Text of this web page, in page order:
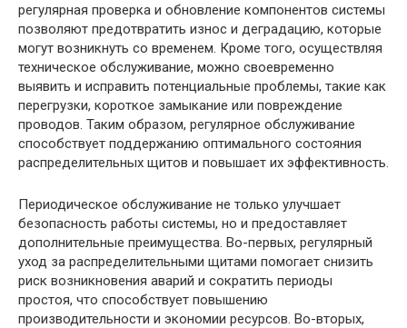
регулярная проверка и обновление компонентов системы
позволяют предотвратить износ и деградацию, которые
могут возникнуть со временем. Кроме того, осуществляя
техническое обслуживание, можно своевременно
выявить и исправить потенциальные проблемы, такие как
перегрузки, короткое замыкание или повреждение
проводов. Таким образом, регулярное обслуживание
способствует поддержанию оптимального состояния
распределительных щитов и повышает их эффективность.
Периодическое обслуживание не только улучшает
безопасность работы системы, но и предоставляет
дополнительные преимущества. Во-первых, регулярный
уход за распределительными щитами помогает снизить
риск возникновения аварий и сократить периоды
простоя, что способствует повышению
производительности и экономии ресурсов. Во-вторых,